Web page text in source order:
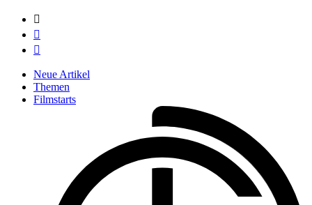



Neue Artikel
Themen
Filmstarts